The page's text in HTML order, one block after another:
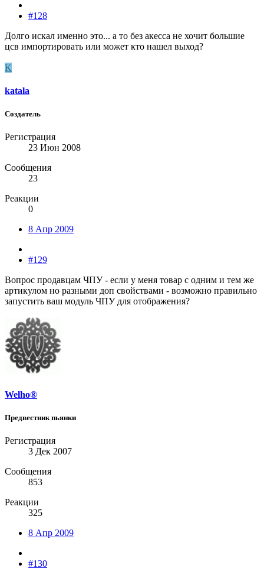
#128
Долго искал именно это... а то без акесса не хочит большие
цсв импортировать или может кто нашел выход?
K
katala
Создатель
Регистрация
23 Июн 2008
Сообщения
23
Реакции
0
8 Апр 2009
#129
Вопрос продавцам ЧПУ - если у меня товар с одним и тем же
артикулом но разными доп свойствами - возможно правильно
запустить ваш модуль ЧПУ для отображения?
Welho®
Предвестник пьянки
Регистрация
3 Дек 2007
Сообщения
853
Реакции
325
8 Апр 2009
#130